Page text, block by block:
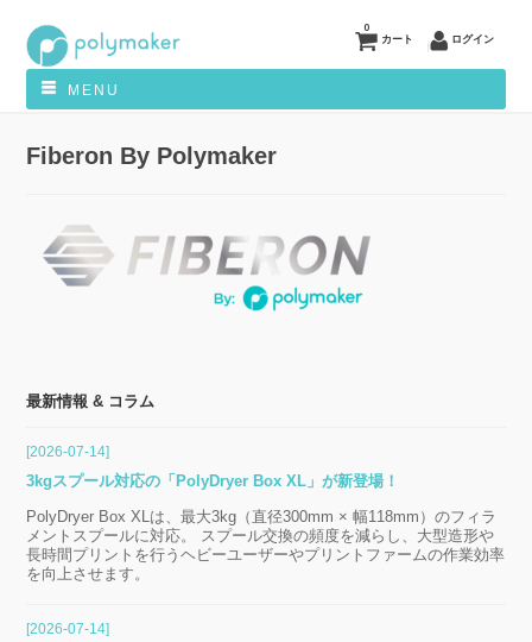
カート
0
ログイン
MENU
Fiberon By Polymaker
最新情報 & コラム
[2026-07-14]
3kgスプール対応の「PolyDryer Box XL」が新登場！
PolyDryer Box XLは、最大3kg（直径300mm × 幅118mm）のフィラ
メントスプールに対応。 スプール交換の頻度を減らし、大型造形や
長時間プリントを行うヘビーユーザーやプリントファームの作業効率
を向上させます。
[2026-07-14]